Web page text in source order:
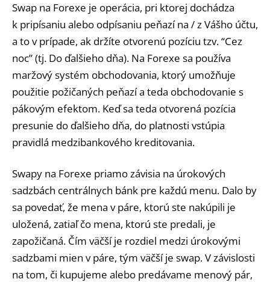
Swap na Forexe je operácia, pri ktorej dochádza
k pripísaniu alebo odpísaniu peňazí na / z Vášho účtu,
a to v prípade, ak držíte otvorenú pozíciu tzv. “Cez
noc” (tj. Do ďalšieho dňa). Na Forexe sa používa
maržový systém obchodovania, ktorý umožňuje
použitie požičaných peňazí a teda obchodovanie s
pákovým efektom. Keď sa teda otvorená pozícia
presunie do ďalšieho dňa, do platnosti vstúpia
pravidlá medzibankového kreditovania.
Swapy na Forexe priamo závisia na úrokových
sadzbách centrálnych bánk pre každú menu. Dalo by
sa povedať, že mena v páre, ktorú ste nakúpili je
uložená, zatiaľ čo mena, ktorú ste predali, je
zapožičaná. Čím väčší je rozdiel medzi úrokovými
sadzbami mien v páre, tým väčší je swap. V závislosti
na tom, či kupujeme alebo predávame menový pár,